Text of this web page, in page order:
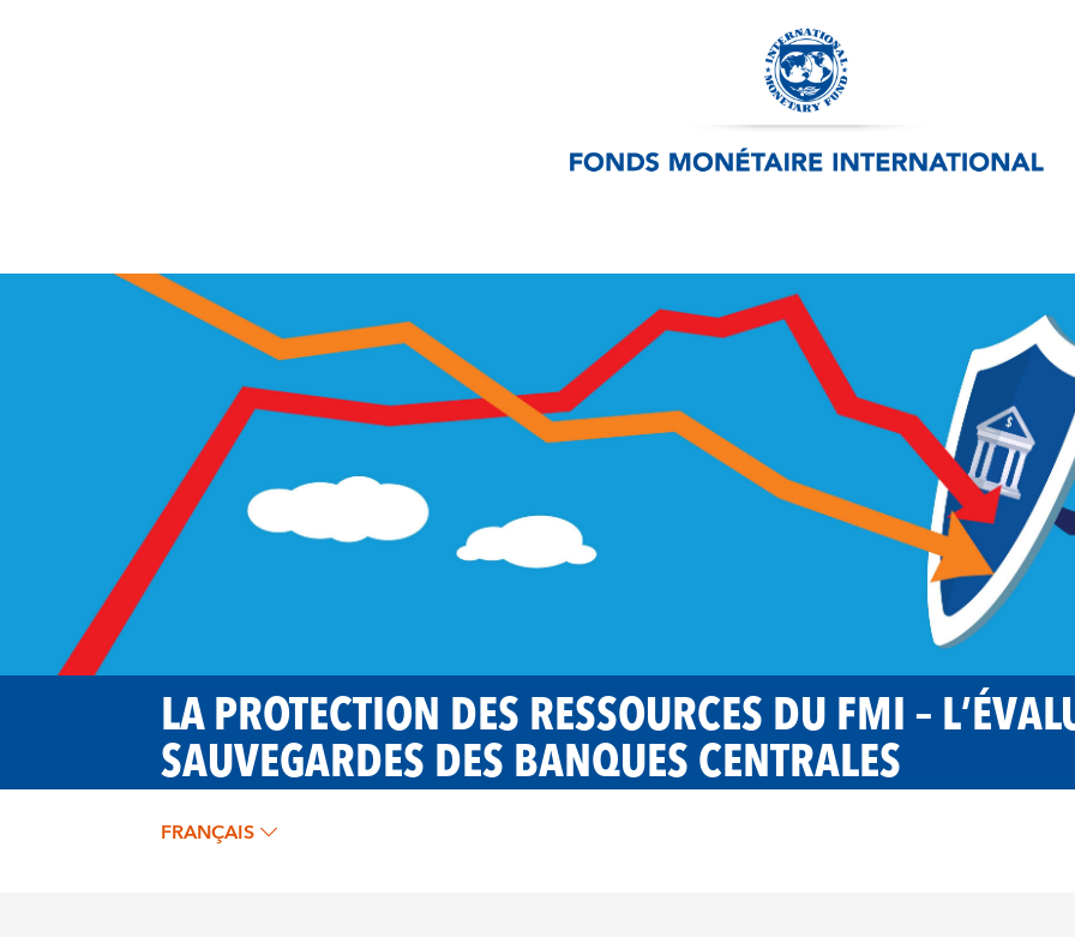
LA PROTECTION DES RESSOURCES DU FMI –
SAUVEGARDES DES BANQUES CENTRALES
FRANÇAIS